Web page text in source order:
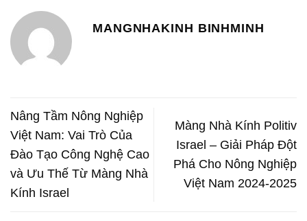
MANGNHAKINH BINHMINH
Nâng Tầm Nông Nghiệp
Việt Nam: Vai Trò Của
Đào Tạo Công Nghệ Cao
và Ưu Thế Từ Màng Nhà
Kính Israel
Màng Nhà Kính Politiv
Israel – Giải Pháp Đột
Phá Cho Nông Nghiệp
Việt Nam 2024-2025